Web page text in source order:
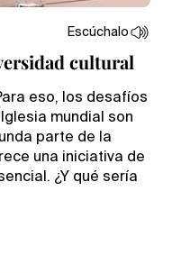
Escúchalo
cultural
eso, los desafíos
mundial son
parte de la
una iniciativa de
¿Y qué sería